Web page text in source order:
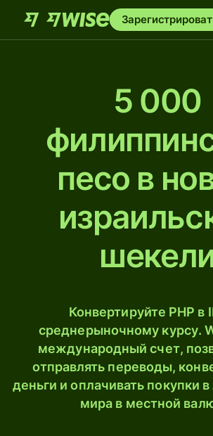
5 000
песо в
Конвертируйте PHP в
среднерыночному курсу.
международный счет,
отправлять переводы,
деньги и оплачивать покупки
мира в местной